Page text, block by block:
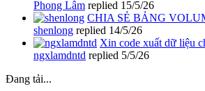
Phong Lâm replied 15/5/26
CHIA SẺ BẢNG
shenlong replied 14/5/26
Xin code xuất dữ liệu
ngxlamdntd replied 5/5/26
Đang tải...